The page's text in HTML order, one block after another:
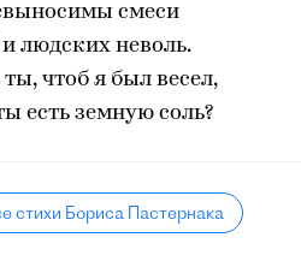
смеси
людских неволь.
чтоб я был весел,
есть земную соль?
стихи Бориса Пастернака